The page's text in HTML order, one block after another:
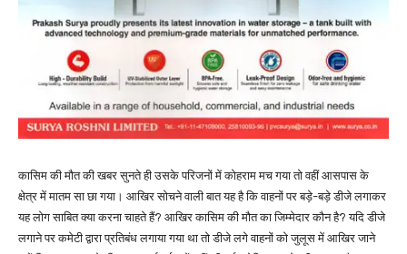
कासिम की मौत की खबर सुनते ही उसके परिजनों में कोहराम मच गया तो वहीं आसपास के
क्षेत्र में मातम सा छा गया। आखिर सोचने वाली बात यह है कि वाहनों पर बड़े-बड़े डीजे लगाकर
यह लोग साबित क्या करना चाहते हैं? आखिर कासिम की मौत का जिम्मेदार कौन है? यदि डीजे
लगाने पर कमेटी द्वारा प्रतिबंध लगाया गया था तो डीजे लगे वाहनों को जुलूस में आखिर जाने